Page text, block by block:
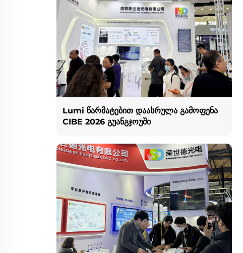
Lumi წარმატებით დაასრულა გამოფენა
CIBE 2026 გუანგჯოუში